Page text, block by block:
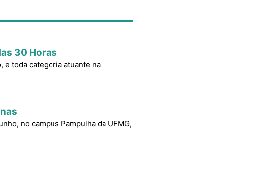
30 Horas
e toda categoria atuante na
no campus Pampulha da UFMG,